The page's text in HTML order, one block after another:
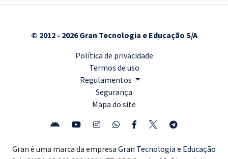
© 2012 - 2026 Gran Tecnologia e Educação S/A
Política de privacidade
Termos de uso
Regulamentos
Segurança
Mapa do site
Gran é uma marca da empresa Gran Tecnologia e Educação